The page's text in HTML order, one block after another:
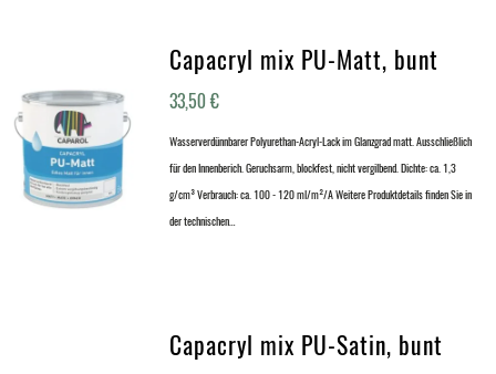
Capacryl mix PU-Matt, bunt
33,50€
Wasserverdünnbarer Polyurethan-Acryl-Lack im Glanzgrad matt. Ausschließlich
für den Innenberich. Geruchsarm, blockfest, nicht vergilbend. Dichte: ca. 1,3
g/cm³ Verbrauch: ca. 100 - 120 ml/m²/A Weitere Produktdetails finden Sie in
der technischen…
Capacryl mix PU-Satin, bunt